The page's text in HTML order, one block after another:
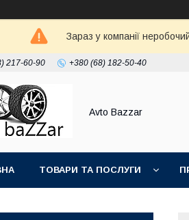
Зараз у компанії
217-60-90 +380 (68) 182-50-40
Avto Bazzar
ТОВАРИ ТА ПОСЛУГИ